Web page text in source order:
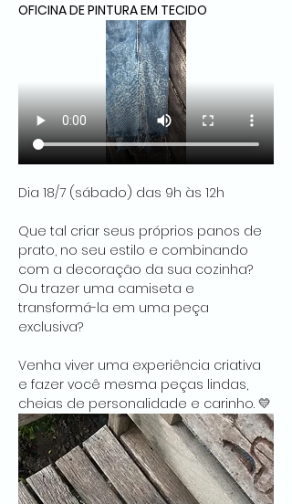
OFICINA DE PINTURA EM TECIDO
Dia 18/7 (sábado) das 9h às 12h
Que tal criar seus próprios panos de
prato, no seu estilo e combinando
com a decoração da sua cozinha?
Ou trazer uma camiseta e
transformá-la em uma peça
exclusiva?
Venha viver uma experiência criativa
e fazer você mesma peças lindas,
cheias de personalidade e carinho. 💛